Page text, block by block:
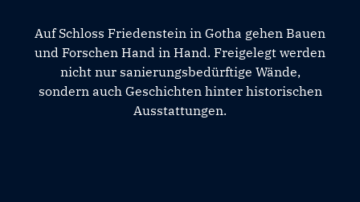
Auf Schloss Friedenstein in Gotha gehen Bauen
und Forschen Hand in Hand. Freigelegt werden
nicht nur sanierungsbedürftige Wände,
sondern auch Geschichten hinter historischen
Ausstattungen.